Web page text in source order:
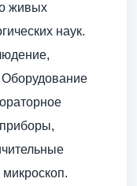
живых
наук.